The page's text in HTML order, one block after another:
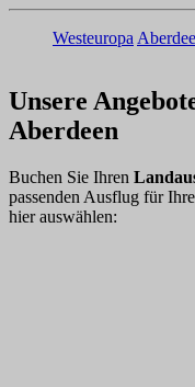
Westeuropa
Unsere
Aberdeen
Buchen Sie Ihren
passenden Ausflug für
hier auswählen: